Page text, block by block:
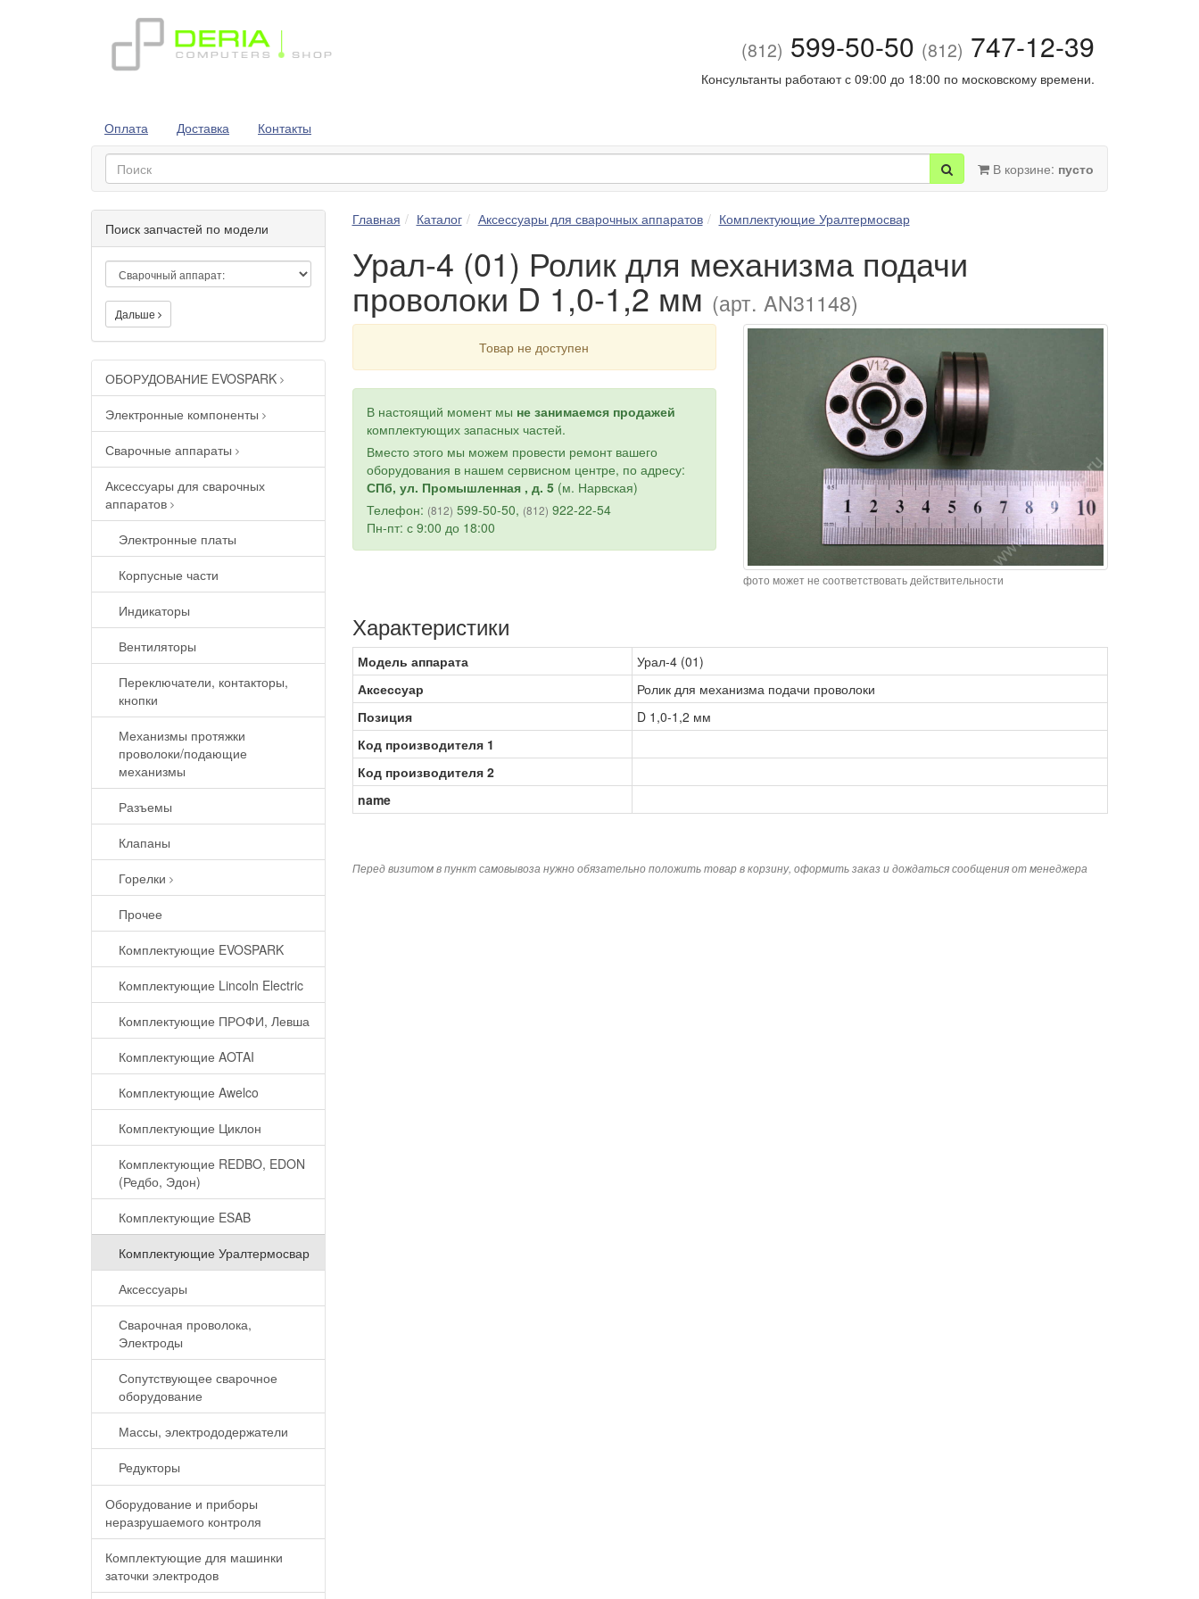
(812) 599-50-50 (812) 747-12-39
Консультанты работают с 09:00 до 18:00 по московскому времени.
Оплата Доставка Контакты
В корзине: пусто
Поиск запчастей по модели
Дальше
ОБОРУДОВАНИЕ EVOSPARK
Электронные компоненты
Сварочные аппараты
Аксессуары для сварочных
аппаратов
Электронные платы
Корпусные части
Индикаторы
Вентиляторы
Переключатели, контакторы,
кнопки
Механизмы протяжки
проволоки/подающие
механизмы
Разъемы
Клапаны
Горелки
Прочее
Комплектующие EVOSPARK
Комплектующие Lincoln Electric
Комплектующие ПРОФИ, Левша
Комплектующие AOTAI
Комплектующие Awelco
Комплектующие Циклон
Комплектующие REDBO, EDON
(Редбо, Эдон)
Комплектующие ESAB
Комплектующие Уралтермосвар
Аксессуары
Сварочная проволока,
Электроды
Сопутствующее сварочное
оборудование
Массы, электрододержатели
Редукторы
Оборудование и приборы
неразрушаемого контроля
Комплектующие для машинки
заточки электродов
Главная Каталог Аксессуары для сварочных аппаратов Комплектующие Уралтермосвар
Урал-4 (01) Ролик для механизма подачи
проволоки D 1,0-1,2 мм (арт. AN31148)
Товар не доступен
В настоящий момент мы не занимаемся продажей
комплектующих запасных частей.
Вместо этого мы можем провести ремонт вашего
оборудования в нашем сервисном центре, по адресу:
СПб, ул. Промышленная , д. 5(м. Нарвская)
Телефон: (812) 599-50-50, (812) 922-22-54
Пн-пт: с 9:00 до 18:00
фото может не соответствовать действительности
Характеристики
Модель аппарата
Урал-4 (01)
Аксессуар
Ролик для механизма подачи проволоки
Позиция
D 1,0-1,2 мм
Код производителя 1
Код производителя 2
name
Перед визитом в пункт самовывоза нужно обязательно положить товар в корзину, оформить заказ и дождаться сообщения от менеджера